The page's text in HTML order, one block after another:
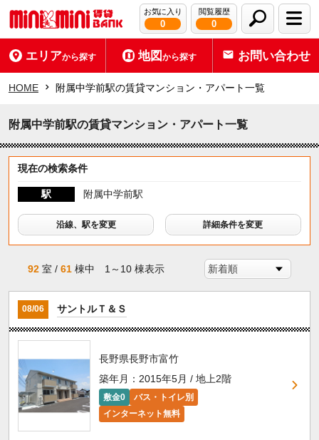
お気に入り
0
閲覧履歴
0
エリアから探す 地図から探す お問い合わせ
HOME 附属中学前駅の賃貸マンション・アパート一覧
附属中学前駅の賃貸マンション・アパート一覧
現在の検索条件
駅 附属中学前駅
沿線、駅を変更 詳細条件を変更
92 室 /61 棟中 1～10 棟表示
08/06 サントルＴ＆Ｓ
長野県長野市富竹
築年月：2015年5月 / 地上2階
敷金0
バス・トイレ別
インターネット無料